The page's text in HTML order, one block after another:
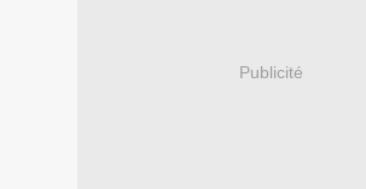
Publicité